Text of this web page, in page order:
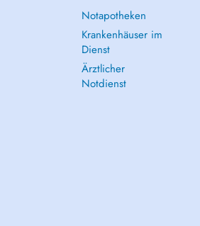
Notapotheken
Krankenhäuser im
Dienst
Ärztlicher
Notdienst